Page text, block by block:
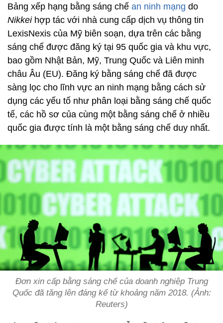
Bảng xếp hạng bằng sáng chế an ninh mạng do
Nikkei hợp tác với nhà cung cấp dịch vụ thông tin
LexisNexis của Mỹ biên soạn, dựa trên các bằng
sáng chế được đăng ký tại 95 quốc gia và khu vực,
bao gồm Nhật Bản, Mỹ, Trung Quốc và Liên minh
châu Âu (EU). Đăng ký bằng sáng chế đã được
sàng lọc cho lĩnh vực an ninh mạng bằng cách sử
dụng các yếu tố như phân loại bằng sáng chế quốc
tế, các hồ sơ của cùng một bằng sáng chế ở nhiều
quốc gia được tính là một bằng sáng chế duy nhất.
Đơn xin cấp bằng sáng chế của doanh nghiệp Trung
Quốc đã tăng lên đáng kể từ khoảng năm 2018. (Ảnh:
Reuters)